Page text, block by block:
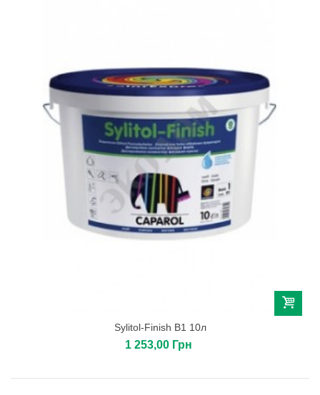
Sylitol-Finish B1 10л
1 253,00 Грн